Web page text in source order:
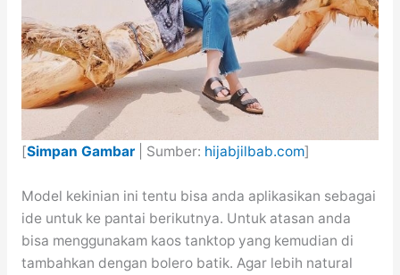
[Simpan Gambar| Sumber: hijabjilbab.com]
Model kekinian ini tentu bisa anda aplikasikan sebagai
ide untuk ke pantai berikutnya. Untuk atasan anda
bisa menggunakam kaos tanktop yang kemudian di
tambahkan dengan bolero batik. Agar lebih natural